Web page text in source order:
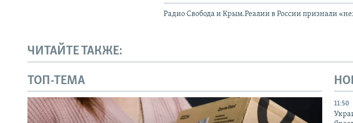
Радио Свобода и Крым.Реалии в России признали
ЧИТАЙТЕ ТАКЖЕ:
ТОП-ТЕМА
11:50